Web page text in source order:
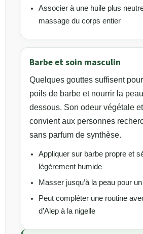
Associer à une huile plus
massage du corps entier
Barbe et soin masculin
Quelques gouttes suffisent
poils de barbe et nourrir la
dessous. Son odeur végétale
convient aux personnes
sans parfum de synthèse.
Appliquer sur barbe propre et
légèrement humide
Masser jusqu’à la peau pour
Peut compléter une routine
d’Alep à la nigelle